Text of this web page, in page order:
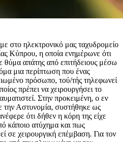
στο ηλεκτρονικό μας ταχυδρομείο
Κύπρου, η οποία ενημέρωνε ότι
θύμα απάτης από επιτήδειους μέσω
μια περίπτωση που ένας
πρόσωπο, τού/τής τηλεφωνεί
πρέπει να χειρουργήσει το
Στην προκειμένη, ο εν
Αστυνομία, συστήθηκε ως
ότι δήθεν η κόρη της είχε
κάποιο ατύχημα και πως
σε χειρουργική επέμβαση. Για τον